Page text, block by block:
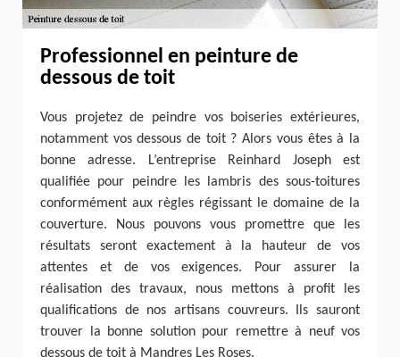
Professionnel en peinture de
dessous de toit
Vous projetez de peindre vos boiseries extérieures,
notamment vos dessous de toit ? Alors vous êtes à la
bonne adresse. L’entreprise Reinhard Joseph est
qualifiée pour peindre les lambris des sous-toitures
conformément aux règles régissant le domaine de la
couverture. Nous pouvons vous promettre que les
résultats seront exactement à la hauteur de vos
attentes et de vos exigences. Pour assurer la
réalisation des travaux, nous mettons à profit les
qualifications de nos artisans couvreurs. Ils sauront
trouver la bonne solution pour remettre à neuf vos
dessous de toit à Mandres Les Roses.